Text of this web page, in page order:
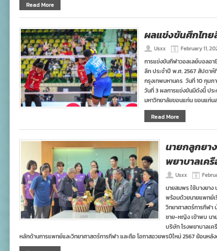
Read More
ผลแข่งขันศึกไทย
Usxx February 11,
การแข่งขันกีฬาวอลเลย์บอลอา
ลีก ประจำปี พ.ศ. 2567 สัปดา
กรุงเทพมหานคร วันที่ 10 กุมภ
วันที่ 3 ผลการแข่งขันมีดังนี้ ปร
มหาวิทยาลัยขอนแก่น ขอนแก่น
Read More
นายกลูกยา
พยาบาลเค
Usxx
นายสมพร ใช้บางยาง
พร้อมด้วยนายแพทย์เ
วิทยาศาสตร์การกีฬา
ชาย-หญิง เข้าพบ นา
บริษัท โรงพยาบาลเ
หลักด้านการแพทย์และวิทยาศาสตร์การกีฬา และถือ โอกาสอวยพรปีใหม่ 2567 ย้อนหลั